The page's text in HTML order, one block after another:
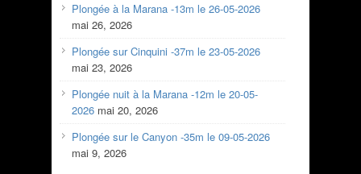
Plongée à la Marana -13m le 26-05-2026
mai 26, 2026
Plongée sur Cinquini -37m le 23-05-2026
mai 23, 2026
Plongée nuit à la Marana -12m le 20-05-
2026 mai 20, 2026
Plongée sur le Canyon -35m le 09-05-2026
mai 9, 2026